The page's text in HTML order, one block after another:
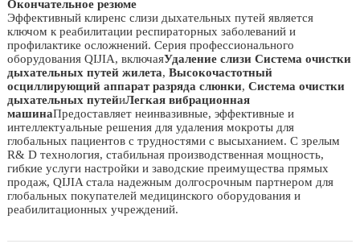
Окончательное резюме
Эффективный клиренс слизи дыхательных путей является
ключом к реабилитации респираторных заболеваний и
профилактике осложнений. Серия профессионального
оборудования QIJIA, включаяУдаление слизи Система очистки
дыхательных путей жилета, Высокочастотный
осциллирующий аппарат разряда слюнки, Система очистки
дыхательных путейиЛегкая вибрационная
машинаПредоставляет неинвазивные, эффективные и
интеллектуальные решения для удаления мокроты для
глобальных пациентов с трудностями с высыханием. С зрелым
R& D технология, стабильная производственная мощность,
гибкие услуги настройки и заводские преимущества прямых
продаж, QIJIA стала надежным долгосрочным партнером для
глобальных покупателей медицинского оборудования и
реабилитационных учреждений.